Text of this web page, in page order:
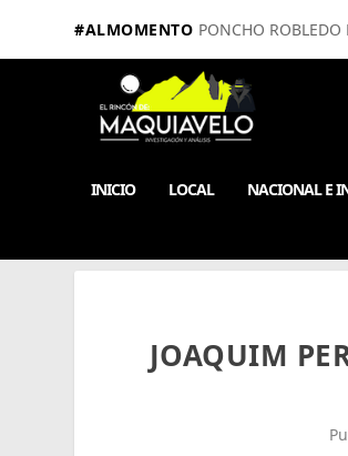
#ALMOMENTO PONCHO ROBLEDO
INICIO LOCAL NACIONAL E
JOAQUIM